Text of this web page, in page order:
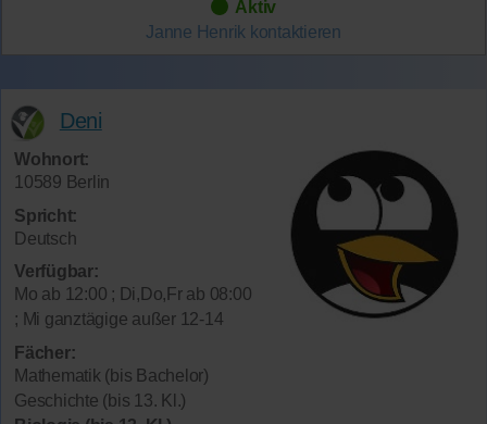
Aktiv
Janne Henrik kontaktieren
Deni
Wohnort:
10589 Berlin
Spricht:
Deutsch
Verfügbar:
Mo ab 12:00 ; Di,Do,Fr ab 08:00
; Mi ganztägige außer 12-14
Fächer:
Mathematik (bis Bachelor)
Geschichte (bis 13. Kl.)